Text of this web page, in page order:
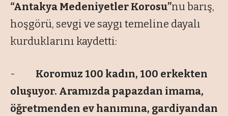
“Antakya Medeniyetler Korosu”nu barış,
hoşgörü, sevgi ve saygı temeline dayalı
kurduklarını kaydetti:
- Koromuz 100 kadın, 100 erkekten
oluşuyor. Aramızda papazdan imama,
öğretmenden ev hanımına, gardiyandan